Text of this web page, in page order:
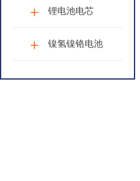
锂电池电芯
镍氢镍铬电池